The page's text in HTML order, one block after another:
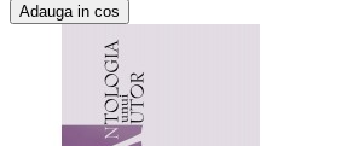
Adauga in cos